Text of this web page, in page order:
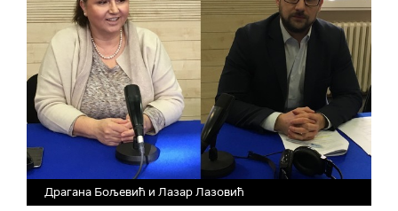
Драгана Бољевић и Лазар Лазовић